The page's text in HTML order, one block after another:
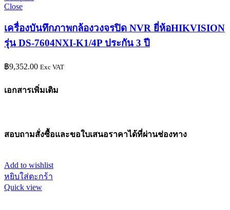
Close
เครื่องบันทึกภาพกล้องวงจรปิด NVR ยี่ห้อHIKVISION
รุ่น DS-7604NXI-K1/4P ประกัน 3 ปี
฿9,352.00 Exc VAT
เอกสารเพิ่มเติม
สอบถามสั่งซื้อและขอใบเสนอราคาได้ที่ผ่านช่องทาง
Add to wishlist
หยิบใส่ตะกร้า
Quick view